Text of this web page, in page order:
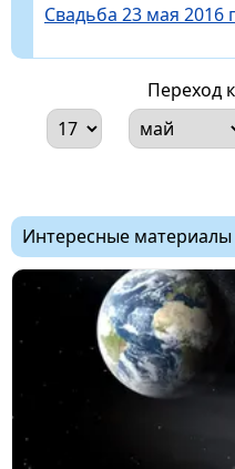
Свадьба 23 мая 2016
Переход
Интересные материалы